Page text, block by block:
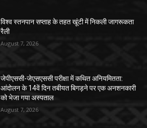
विश्व स्तनपान सप्ताह के तहत खूंटी में निकली जागरूकता
रैली
August 7, 2026
जेपीएससी-जेएसएससी परीक्षा में कथित अनियमितता:
आंदोलन के 14वें दिन तबीयत बिगड़ने पर एक अनशनकारी
को भेजा गया अस्पताल
August 7, 2026